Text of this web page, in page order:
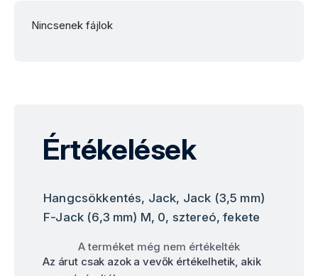
Nincsenek fájlok
Értékelések
Hangcsökkentés, Jack, Jack (3,5 mm)
F-Jack (6,3 mm) M, 0, sztereó, fekete
A terméket még nem értékelték
Az árut csak azok a vevők értékelhetik, akik